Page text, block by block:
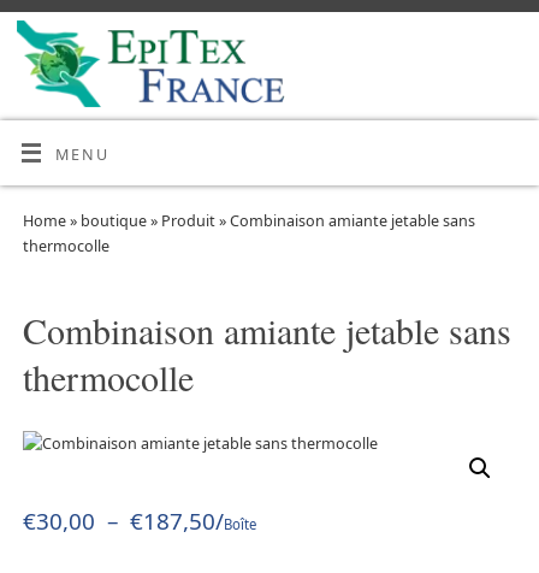
MENU
Home» boutique» Produit»Combinaison amiante jetable sans
thermocolle
Combinaison amiante jetable sans
thermocolle
€30,00 – €187,50/Boîte